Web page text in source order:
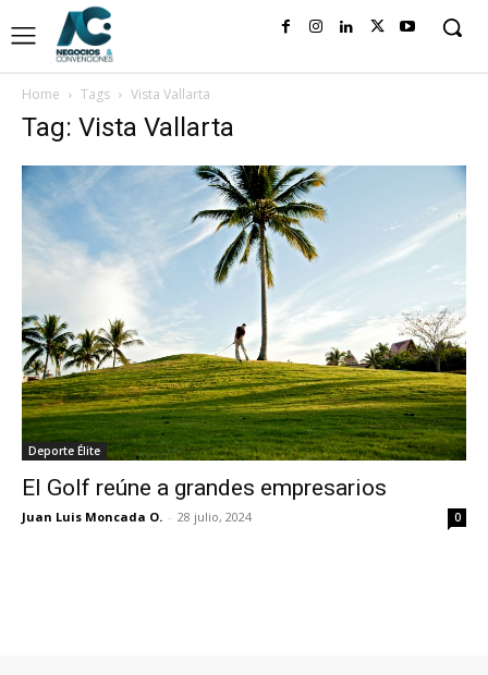
Home Tags Vista Vallarta
Tag: Vista Vallarta
Deporte Élite
El Golf reúne a grandes empresarios
Juan Luis Moncada O. - 28 julio, 2024 0